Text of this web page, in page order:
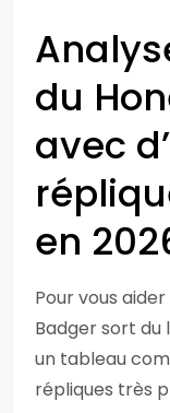
du
avec
en
Pour vous
Badger sort du
un tableau
répliques très